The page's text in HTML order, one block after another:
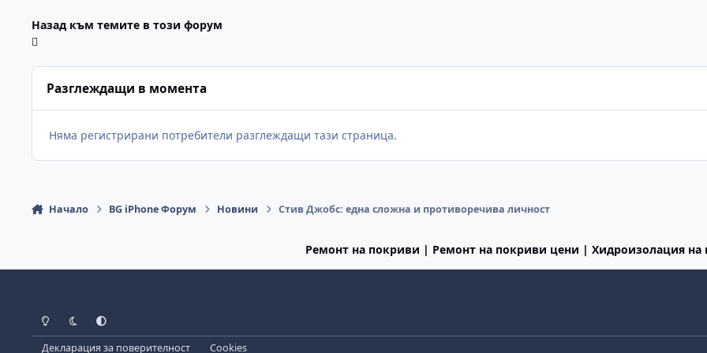
Назад към темите в този форум
Разглеждащи в момента
Няма регистрирани потребители разглеждащи тази страница.
Начало BG iPhone Форум Новини Стив Джобс: една сложна и противоречива личност
Ремонт на покриви | Ремонт на покриви цени | Хидроизолация на
Light ModeDark ModeSystem Preference
Декларация за поверителност Cookies